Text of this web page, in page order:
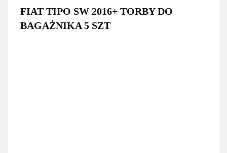
FIAT TIPO SW 2016+ TORBY DO
BAGAŻNIKA 5 SZT